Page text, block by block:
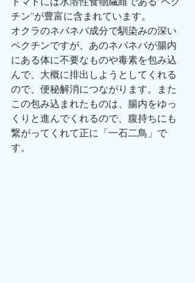
チン”が豊富に含まれています。
オクラのネバネバ成分で馴染みの深い
ペクチンですが、あのネバネバが腸内
にある体に不要なものや毒素を包み込
んで、大概に排出しようとしてくれる
ので、便秘解消につながります。また
この包み込まれたものは、腸内をゆっ
くりと進んでくれるので、腹持ちにも
繋がってくれて正に「一石二鳥」で
す。